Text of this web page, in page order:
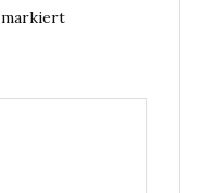
markiert